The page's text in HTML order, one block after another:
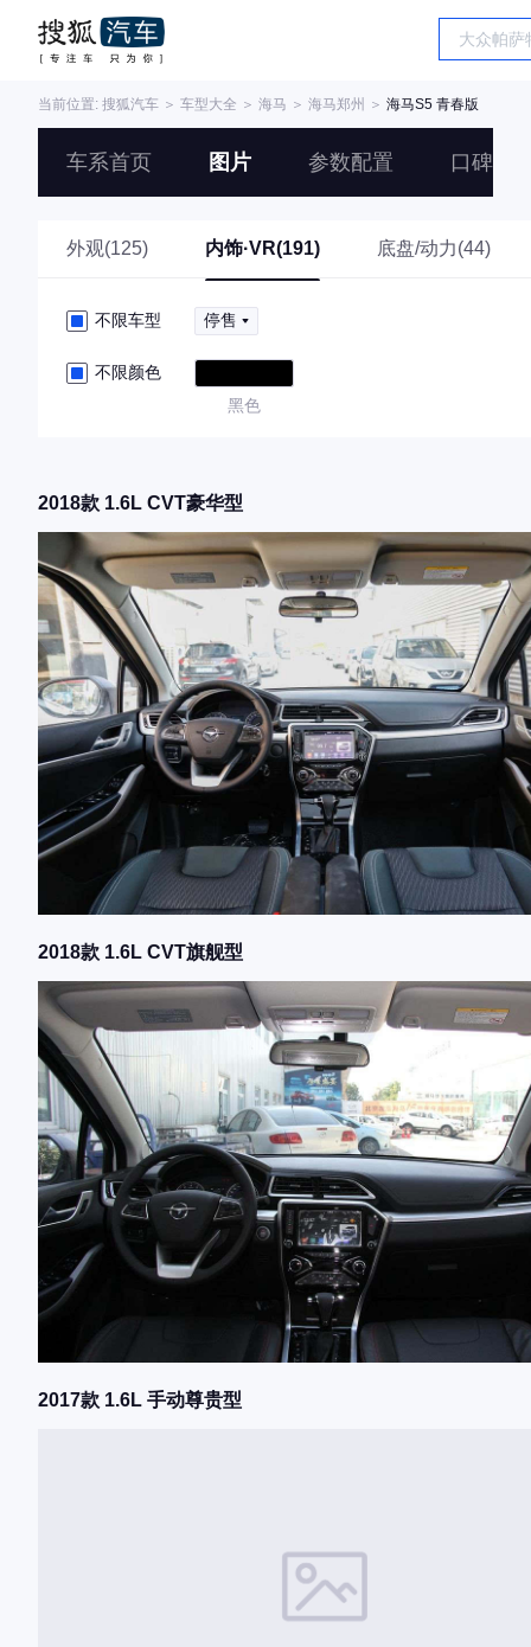
当前位置: 搜狐汽车 ＞ 车型大全 ＞ 海马 ＞ 海马郑州 ＞ 海马S5 青春版
车系首页 图片 参数配置 口碑
外观(125) 内饰·VR(191) 底盘/动力(44)
不限车型 停售
不限颜色
黑色
2018款 1.6L CVT豪华型
2018款 1.6L CVT旗舰型
2017款 1.6L 手动尊贵型